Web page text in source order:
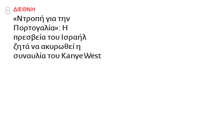
ΔΙΕΘΝΗ
«Ντροπή για την
Πορτογαλία»: Η
πρεσβεία του Ισραήλ
ζητά να ακυρωθεί η
συναυλία του Kanye West